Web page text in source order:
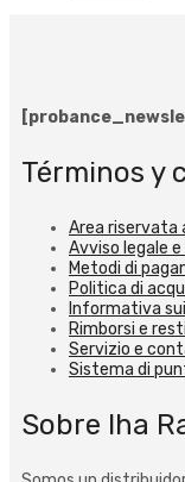
Términos y
Area riservata
Avviso legale
Metodi di
Politica di
Informativa
Rimborsi e
Servizio e
Sistema di
Sobre Iha